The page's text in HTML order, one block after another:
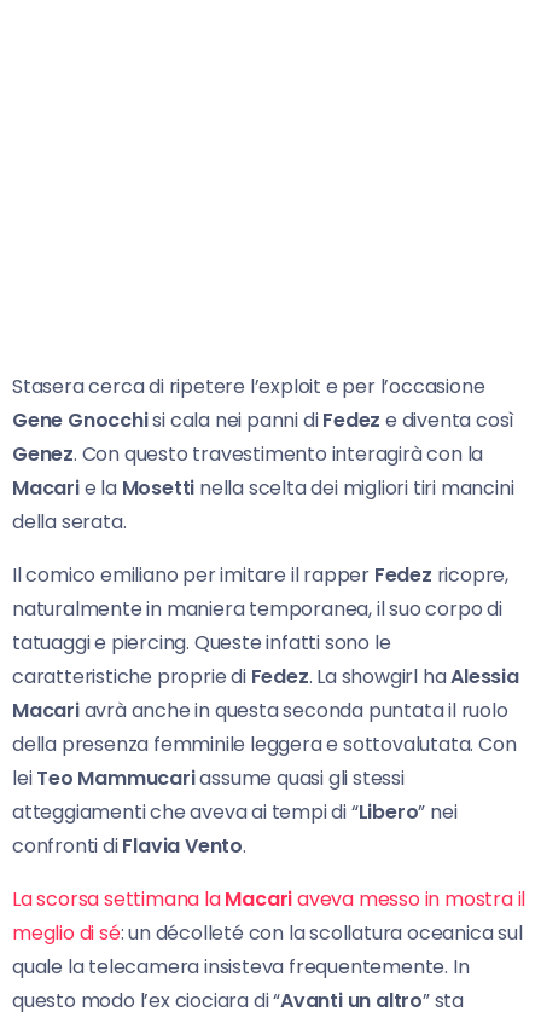
Stasera cerca di ripetere l’exploit e per l’occasione
Gene Gnocchisi cala nei panni diFedez e diventa così
Genez. Con questo travestimento interagirà con la
Macarie la Mosetti nella scelta dei migliori tiri mancini
della serata.
Il comico emiliano per imitare il rapper Fedez ricopre,
naturalmente in maniera temporanea, il suo corpo di
tatuaggi e piercing. Queste infatti sono le
caratteristiche proprie di Fedez. La showgirl haAlessia
Macariavrà anche in questa seconda puntata il ruolo
della presenza femminile leggera e sottovalutata. Con
leiTeo Mammucariassume quasi gli stessi
atteggiamenti che aveva ai tempi di “Libero” nei
confronti diFlavia Vento.
La scorsa settimana laMacariaveva messo in mostra il
meglio di sé: un décolleté con la scollatura oceanica sul
quale la telecamera insisteva frequentemente. In
questo modo l’ex ciociara di “Avanti un altro” sta